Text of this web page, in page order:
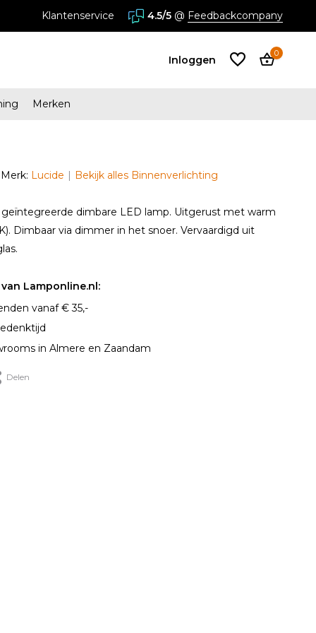
in Almere en Zaandam
Klantenservice 4.5/5 @ Feedbackcompany
Inloggen
Account
0
Merken
Merk: Lucide Bekijk alles Binnenverlichting
dimbare LED lamp. Uitgerust met warm
Dimbaar via dimmer in het snoer. Vervaardigd uit
Lamponline.nl:
vanaf € 35,-
in Almere en Zaandam
Delen